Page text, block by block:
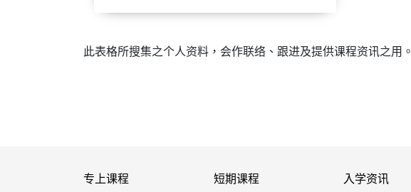
此表格所搜集之个人资料，会作联络、跟进及提供课程资讯之用。
专上课程
短期课程
入学资讯